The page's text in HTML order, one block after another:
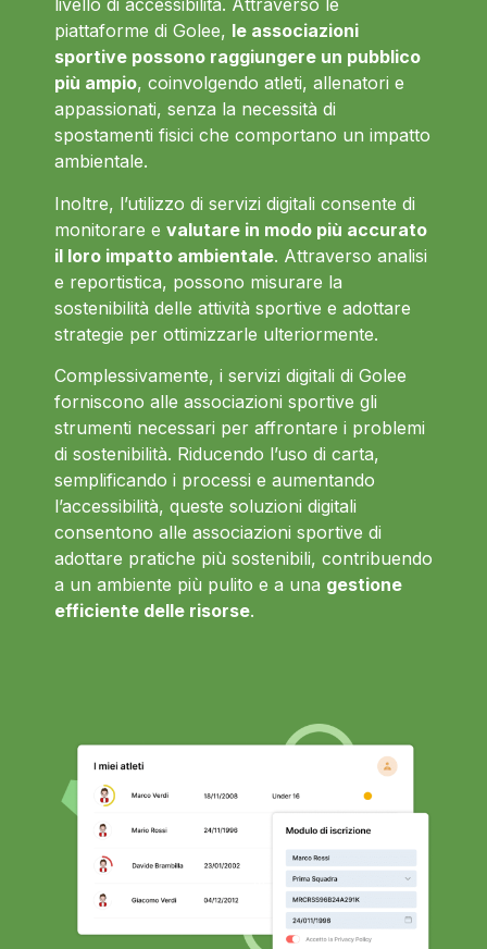
livello di accessibilità. Attraverso le
piattaforme di Golee, le associazioni
sportive possono raggiungere un pubblico
più ampio, coinvolgendo atleti, allenatori e
appassionati, senza la necessità di
spostamenti fisici che comportano un impatto
ambientale.
Inoltre, l’utilizzo di servizi digitali consente di
monitorare e valutare in modo più accurato
il loro impatto ambientale. Attraverso analisi
e reportistica, possono misurare la
sostenibilità delle attività sportive e adottare
strategie per ottimizzarle ulteriormente.
Complessivamente, i servizi digitali di Golee
forniscono alle associazioni sportive gli
strumenti necessari per affrontare i problemi
di sostenibilità. Riducendo l’uso di carta,
semplificando i processi e aumentando
l’accessibilità, queste soluzioni digitali
consentono alle associazioni sportive di
adottare pratiche più sostenibili, contribuendo
a un ambiente più pulito e a una gestione
efficiente delle risorse.